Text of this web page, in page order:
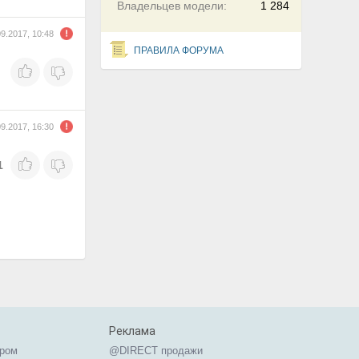
1 284
Владельцев модели:
ПРАВИЛА ФОРУМА
10:48
16:30
Реклама
@DIRECT продажи